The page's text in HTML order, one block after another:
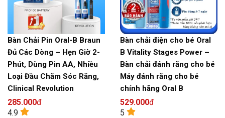
Bàn Chải Pin Oral-B Braun
Đủ Các Dòng – Hẹn Giờ 2-
Phút, Dùng Pin AA, Nhiều
Loại Đầu Chăm Sóc Răng,
Clinical Revolution
285.000đ
4.9
Bàn chải điện cho bé Oral
B Vitality Stages Power –
Bàn chải đánh răng cho bé
Máy đánh răng cho bé
chính hãng Oral B
529.000đ
5